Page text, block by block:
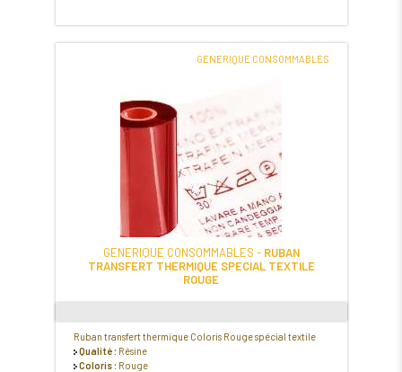
GENERIQUE CONSOMMABLES
GENERIQUE CONSOMMABLES - RUBAN
TRANSFERT THERMIQUE SPECIAL TEXTILE
ROUGE
Ruban transfert thermique Coloris Rouge spécial textile
Qualité : Résine
Coloris : Rouge